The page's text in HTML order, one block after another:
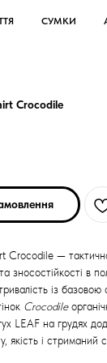
СУМКИ
Crocodile
—
зносостійкості в
із
Crocodile
LEAF на грудях
якість і стриманий